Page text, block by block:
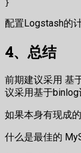
配置Logstash的
4、总结
前期建议采用 基
议采用基于binlog
如果本身有现成
什么是最佳的